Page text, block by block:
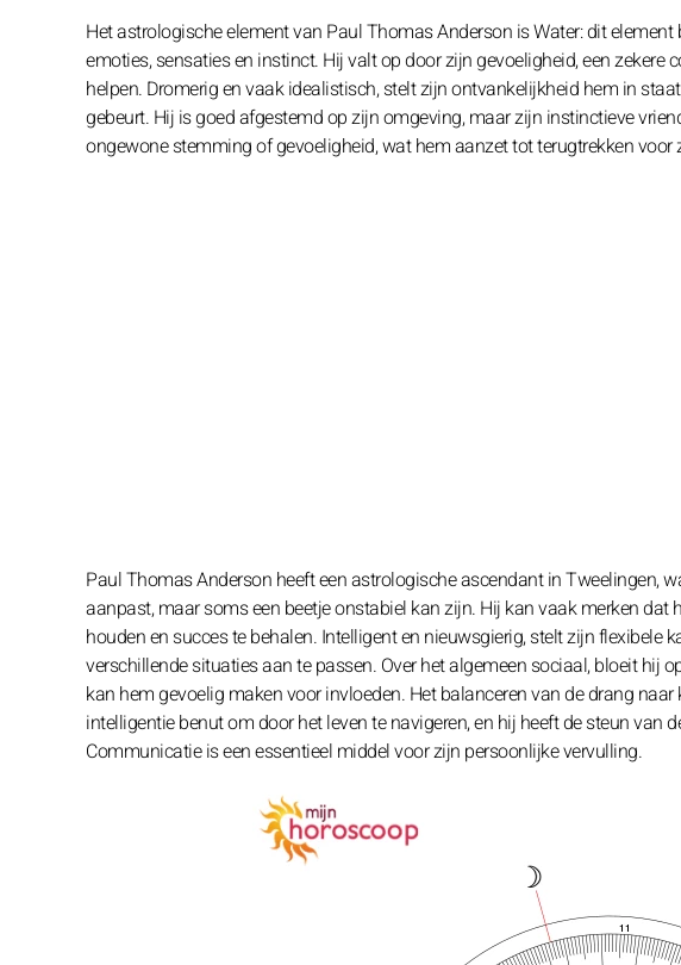
Het astrologische element van Paul Thomas Anderson is Water: dit
emoties, sensaties en instinct. Hij valt op door zijn gevoeligheid, een
helpen. Dromerig en vaak idealistisch, stelt zijn ontvankelijkheid hem in
gebeurt. Hij is goed afgestemd op zijn omgeving, maar zijn instinctieve
ongewone stemming of gevoeligheid, wat hem aanzet tot terugtrekken voor
Paul Thomas Anderson heeft een astrologische ascendant in Tweelingen,
aanpast, maar soms een beetje onstabiel kan zijn. Hij kan vaak merken
houden en succes te behalen. Intelligent en nieuwsgierig, stelt zijn flexibele
verschillende situaties aan te passen. Over het algemeen sociaal, bloeit hij
kan hem gevoelig maken voor invloeden. Het balanceren van de drang
intelligentie benut om door het leven te navigeren, en hij heeft de steun van
Communicatie is een essentieel middel voor zijn persoonlijke vervulling.